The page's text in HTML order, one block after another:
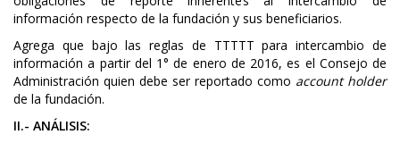
información respecto de la fundación y sus beneficiarios.
Agrega que bajo las reglas de TTTTT para intercambio de
información a partir del 1° de enero de 2016, es el Consejo de
Administración quien debe ser reportado como account holder
de la fundación.
II.- ANÁLISIS: